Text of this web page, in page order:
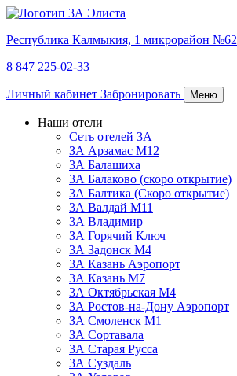
Республика Калмыкия, 1 микрорайон №62
8 847 225-02-33
Личный кабинет Забронировать Меню
Наши отели
Сеть отелей 3А
ЗА Арзамас М12
3А Балашиха
3А Балаково (скоро открытие)
3А Балтика (Скоро открытие)
3А Валдай М11
3А Владимир
ЗА Горячий Ключ
3А Задонск М4
3А Казань Аэропорт
3А Казань M7
3А Октябрьская М4
3А Ростов-на-Дону Аэропорт
ЗА Смоленск М1
ЗА Сортавала
3А Старая Русса
3А Суздаль